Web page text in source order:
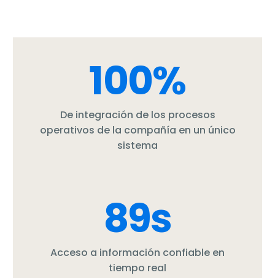
100%
De integración de los procesos
operativos de la compañía en un único
sistema
89s
Acceso a información confiable en
tiempo real